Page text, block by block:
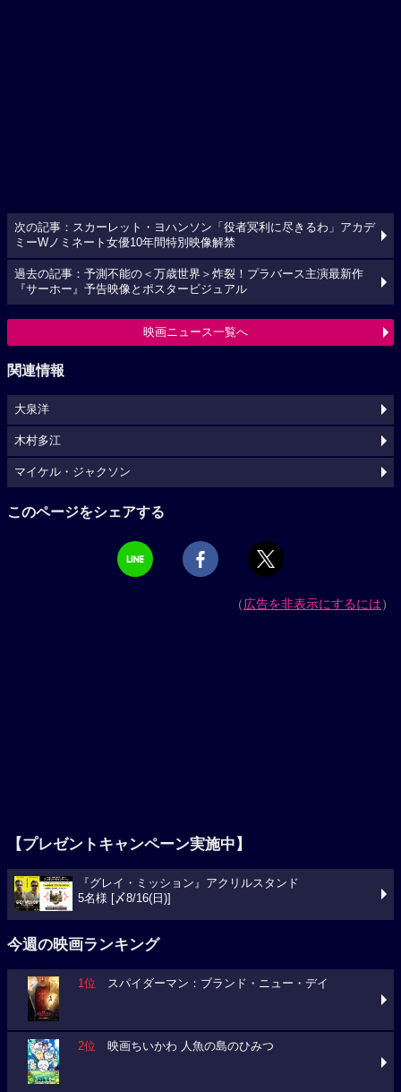
次の記事：スカーレット・ヨハンソン「役者冥利に尽きるわ」アカデ
ミーWノミネート女優10年間特別映像解禁
過去の記事：予測不能の＜万歳世界＞炸裂！プラバース主演最新作
『サーホー』予告映像とポスタービジュアル
映画ニュース一覧へ
関連情報
大泉洋
木村多江
マイケル・ジャクソン
このページをシェアする
（広告を非表示にするには）
【プレゼントキャンペーン実施中】
『グレイ・ミッション』アクリルスタンド
5名様 [〆8/16(日)]
今週の映画ランキング
1位 スパイダーマン：ブランド・ニュー・デイ
2位 映画ちいかわ 人魚の島のひみつ